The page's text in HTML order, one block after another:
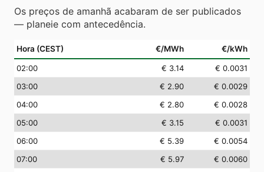
Os preços de amanhã acabaram de ser publicados
— planeie com antecedência.
Hora (CEST) €/MWh €/kWh
02:00 € 3.14
€ 0.0031
03:00 € 2.90
€ 0.0029
04:00 € 2.80
€ 0.0028
05:00 € 3.15
€ 0.0031
06:00 € 5.39
€ 0.0054
07:00 € 5.97
€ 0.0060